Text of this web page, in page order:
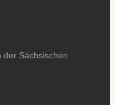
der Sächsischen